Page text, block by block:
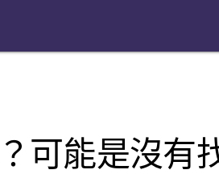
可能是沒有